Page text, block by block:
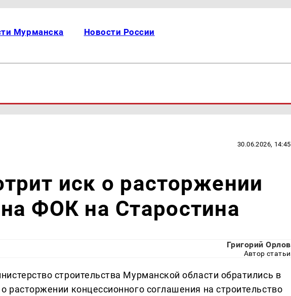
Мурманска Новости России
30.06.2026, 14:45
иск о расторжении
ФОК на Старостина
Григорий Орлов
Автор статьи
строительства Мурманской области обратились в
расторжении концессионного соглашения на строительство